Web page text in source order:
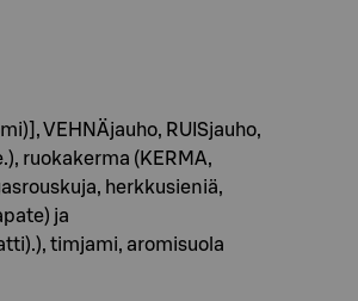
VEHNÄjauho, RUISjauho,
ruokakerma (KERMA,
herkkusieniä,
ja
timjami, aromisuola